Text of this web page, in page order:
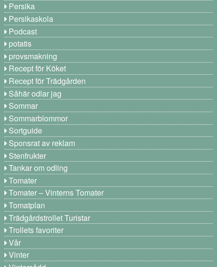
Persika
Persikaskola
Podcast
potatis
provsmakning
Recept för Köket
Recept för Trädgården
Såhär odlar jag
Sommar
Sommarblommor
Sortguide
Sponsrat av reklam
Stenfrukter
Tankar om odling
Tomater
Tomater – Vinterns Tomater
Tomatplan
Trädgårdstrollet Turistar
Trollets favoriter
Vår
Vinter